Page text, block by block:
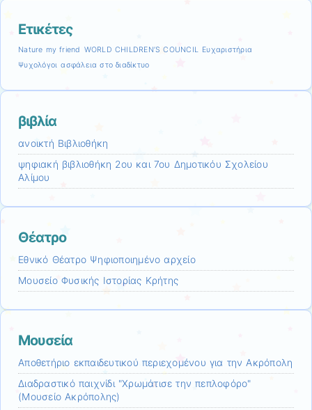
Ετικέτες
Nature my friend WORLD CHILDREN’S COUNCIL Ευχαριστήρια
Ψυχολόγοι ασφάλεια στο διαδίκτυο
βιβλία
ανοικτή Βιβλιοθήκη
ψηφιακή βιβλιοθήκη 2ου και 7ου Δημοτικόυ Σχολείου
Αλίμου
Θέατρο
Εθνικό Θέατρο Ψηφιοποιημένο αρχείο
Μουσείο Φυσικής Ιστορίας Κρήτης
Μουσεία
Αποθετήριο εκπαιδευτικού περιεχομένου για την Ακρόπολη
Διαδραστικό παιχνίδι "Χρωμάτισε την πεπλοφόρο"
(Μουσείο Ακρόπολης)